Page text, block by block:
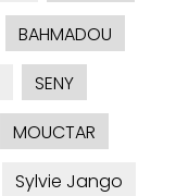
BAHMADOU
SENY
MOUCTAR
Sylvie Jango